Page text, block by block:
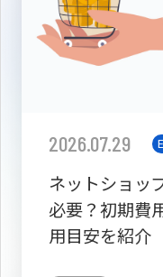
2026.07.29
ネットショッ
必要？初期費
用目安を紹介